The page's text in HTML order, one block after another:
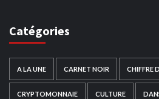
Catégories
A LA UNE CARNET NOIR CHIFFRE
CRYPTOMONNAIE CULTURE